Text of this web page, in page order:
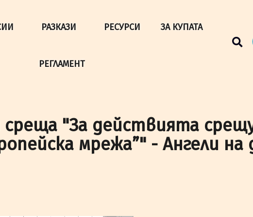
РАЗКАЗИ РЕСУРСИ ЗА КУПАТА
РЕГЛАМЕНТ
среща "За действията
мрежа”" - Ангели